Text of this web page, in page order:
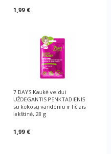
1,99 €
7 DAYS Kaukė veidui
UŽDEGANTIS PENKTADIENIS
su kokosų vandeniu ir ličiais
lakštinė, 28 g
1,99 €